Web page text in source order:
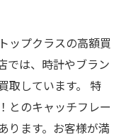
ップクラスの高額買
では、時計やブラン
取しています。 特
とのキャッチフレー
ります。お客様が満